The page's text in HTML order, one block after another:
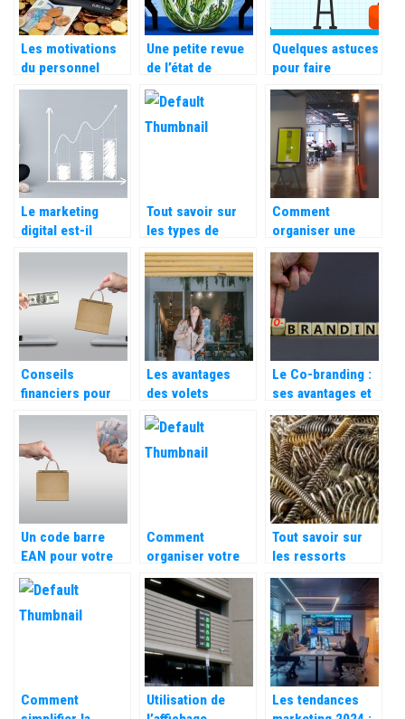
Les motivations
du personnel
pour favoriser
une bonne
gestion par
l’équipe
Une petite revue
de l’état de
l’économie
mondiale en 2022
Quelques astuces
pour faire
developper son
entreprise
Le marketing
digital est-il
avantageux pour
les entreprises ?
Tout savoir sur
les types de
communication
en entreprise
Comment
organiser une
conférence en
quelques étapes ?
Conseils
financiers pour
optimiser vos
économiques
Les avantages
des volets
roulants
Le Co-branding :
ses avantages et
ses
inconvenients
Un code barre
EAN pour votre
vente en ligne
Comment
organiser votre
entreprise de
maniere a en
assurer la
reussite ?
Tout savoir sur
les ressorts
utilisés dans le
secteur industriel
Comment
Utilisation de
Les tendances